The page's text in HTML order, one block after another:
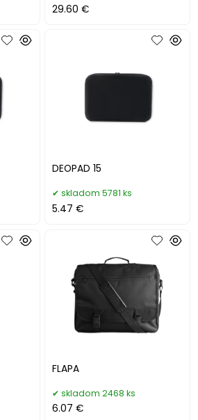
29.60 €
DEOPAD 15
skladom 5781 ks
5.47 €
FLAPA
skladom 2468 ks
6.07 €